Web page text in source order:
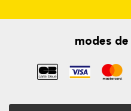
modes